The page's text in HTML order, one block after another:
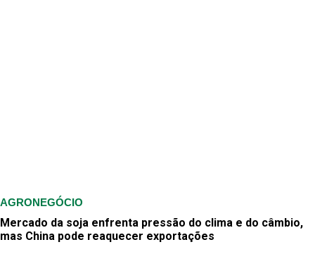
AGRONEGÓCIO
Mercado da soja enfrenta pressão do clima e do câmbio,
mas China pode reaquecer exportações